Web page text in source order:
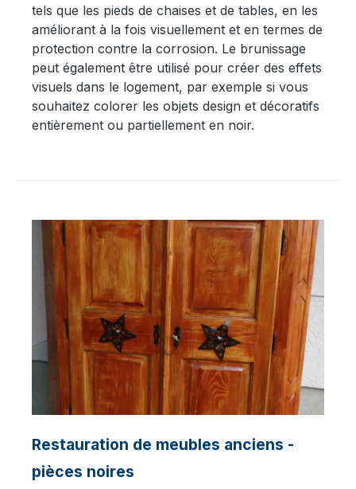
tels que les pieds de chaises et de tables, en les
améliorant à la fois visuellement et en termes de
protection contre la corrosion. Le brunissage
peut également être utilisé pour créer des effets
visuels dans le logement, par exemple si vous
souhaitez colorer les objets design et décoratifs
entièrement ou partiellement en noir.
Restauration de meubles anciens -
pièces noires